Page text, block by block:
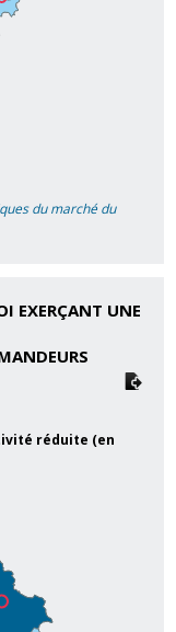
du marché du
EXERÇANT UNE
réduite (en